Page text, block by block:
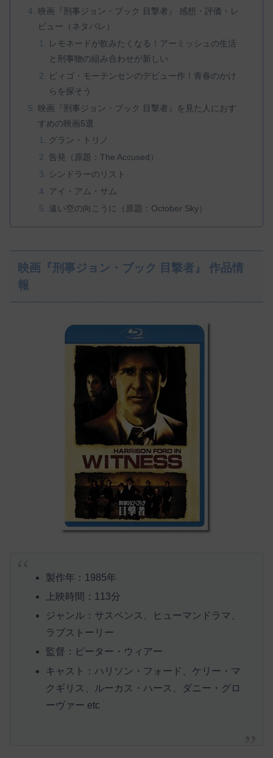
映画『刑事ジョン・ブック 目撃者』 感想・評価・レ
ビュー（ネタバレ）
レモネードが飲みたくなる！アーミッシュの生活
と刑事物の組み合わせが新しい
ビィゴ・モーテンセンのデビュー作！青春のかけ
らを探そう
映画『刑事ジョン・ブック 目撃者』を見た人におす
すめの映画5選
グラン・トリノ
告発（原題：The Accused）
シンドラーのリスト
アイ・アム・サム
遠い空の向こうに（原題：October Sky）
映画『刑事ジョン・ブック 目撃者』 作品情
報
製作年：1985年
上映時間：113分
ジャンル：サスペンス、ヒューマンドラマ、
ラブストーリー
監督：ピーター・ウィアー
キャスト：ハリソン・フォード、ケリー・マ
クギリス、ルーカス・ハース、ダニー・グロ
ーヴァー etc